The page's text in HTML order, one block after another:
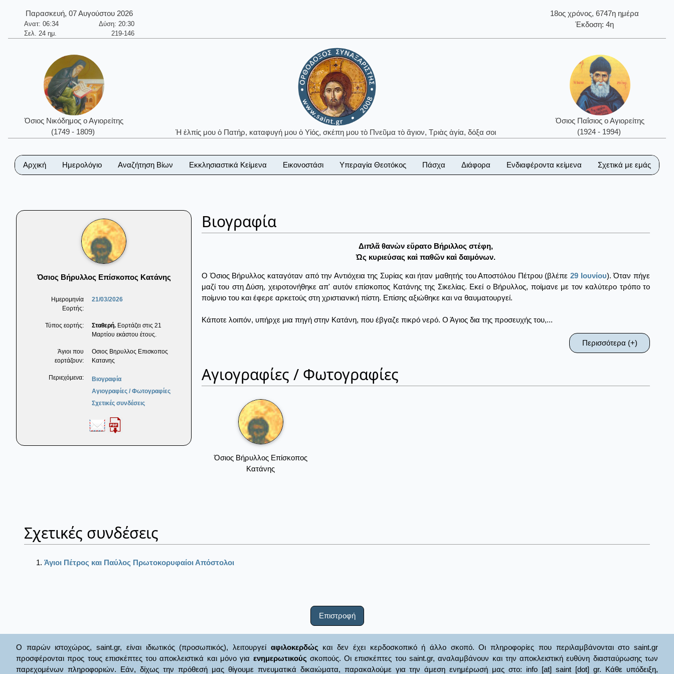
Παρασκευή, 07 Αυγούστου 2026
Ανατ: 06:34
Δύση: 20:30
Σελ. 24 ημ.
219-146
18ος χρόνος, 6747η ημέρα
Έκδοση: 4η
Όσιος Νικόδημος ο Αγιορείτης
(1749 - 1809)
Ἡ ἐλπίς μου ὁ Πατήρ, καταφυγή μου ὁ Υἱός, σκέπη μου τὸ Πνεῦμα τὸ ἅγιον, Τριὰς ἁγία, δόξα σοι
Όσιος Παΐσιος ο Αγιορείτης
(1924 - 1994)
Αρχική Ημερολόγιο Αναζήτηση Βίων Εκκλησιαστικά Κείμενα Εικονοστάσι Υπεραγία Θεοτόκος Πάσχα Διάφορα Ενδιαφέροντα κείμενα Σχετικά με εμάς
Όσιος Βήρυλλος Επίσκοπος Κατάνης
Ημερομηνία
Εορτής:
21/03/2026
Τύπος εορτής: Σταθερή. Εορτάζει στις 21
Μαρτίου εκάστου έτους.
Άγιοι που
εορτάζουν:
Οσιος Βηρυλλος Επισκοπος
Κατανης
Περιεχόμενα:
Βιογραφία
Αγιογραφίες / Φωτογραφίες
Σχετικές συνδέσεις
Βιογραφία
Διπλᾶ θανὼν εὕρατο Βήριλλος στέφη,
Ὡς κυριεύσας καὶ παθῶν καὶ δαιμόνων.
Ο Όσιος Βήρυλλος καταγόταν από την Αντιόχεια της Συρίας και ήταν μαθητής του Αποστόλου Πέτρου (βλέπε29 Ιουνίου). Όταν πήγε
μαζί του στη Δύση, χειροτονήθηκε απ' αυτόν επίσκοπος Κατάνης της Σικελίας. Εκεί ο Βήρυλλος, ποίμανε με τον καλύτερο τρόπο το
ποίμνιο του και έφερε αρκετούς στη χριστιανική πίστη. Επίσης αξιώθηκε και να θαυματουργεί.
Κάποτε λοιπόν, υπήρχε μια πηγή στην Κατάνη, που έβγαζε πικρό νερό. Ο Άγιος δια της προσευχής του,...
Περισσότερα (+)
Αγιογραφίες / Φωτογραφίες
Όσιος Βήρυλλος Επίσκοπος
Κατάνης
Σχετικές συνδέσεις
Άγιοι Πέτρος και Παύλος Πρωτοκορυφαίοι Απόστολοι
Επιστροφή
Ο παρών ιστοχώρος, saint.gr, είναι ιδιωτικός (προσωπικός), λειτουργεί αφιλοκερδώς και δεν έχει κερδοσκοπικό ή άλλο σκοπό. Οι πληροφορίες που περιλαμβάνονται στο saint.gr
προσφέρονται προς τους επισκέπτες του αποκλειστικά και μόνο για ενημερωτικούς σκοπούς. Οι επισκέπτες του saint.gr, αναλαμβάνουν και την αποκλειστική ευθύνη διασταύρωσης των
παρεχομένων πληροφοριών. Εάν, δίχως την πρόθεσή μας θίγουμε πνευματικά δικαιώματα, παρακαλούμε για την άμεση ενημέρωσή μας στο: info [at] saint [dot] gr. Κάθε υπόδειξη,